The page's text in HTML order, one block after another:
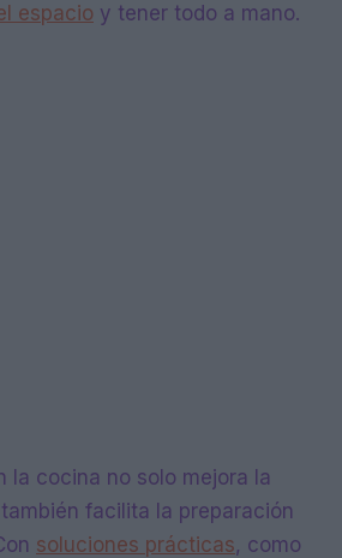
espacio y tener todo a mano.
la cocina no solo mejora la
facilita la preparación
soluciones prácticas, como